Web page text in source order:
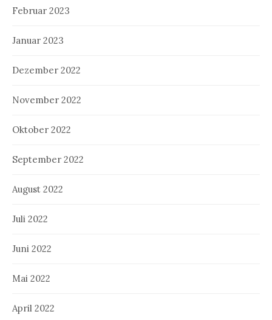
Februar 2023
Januar 2023
Dezember 2022
November 2022
Oktober 2022
September 2022
August 2022
Juli 2022
Juni 2022
Mai 2022
April 2022